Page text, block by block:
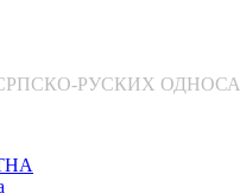
РУСКИХ ОДНОСА